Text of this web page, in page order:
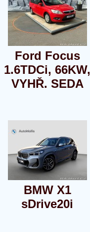
Ford Focus
1.6TDCi, 66KW,
VYHŘ. SEDA
BMW X1
sDrive20i